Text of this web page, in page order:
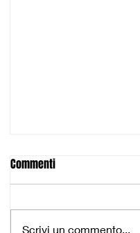
Commenti
Scrivi un commento...